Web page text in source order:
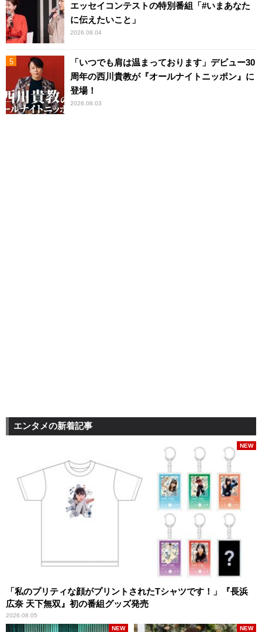
エッセイコンテストの特別番組「#いまあなた
に伝えたいこと」
2026.08.04
「いつでも肩は温まっております」デビュー30
周年の西川貴教が『オールナイトニッポン』に
登場！
2026.08.03
エンタメの新着記事
「私のプリティな顔がプリントされたTシャツです！」『長浜
広奈 天下無双』初の番組グッズ発売
2026.08.05
NEW
NEW NEW